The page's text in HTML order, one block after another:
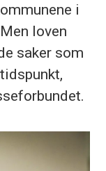
i
loven
saker som